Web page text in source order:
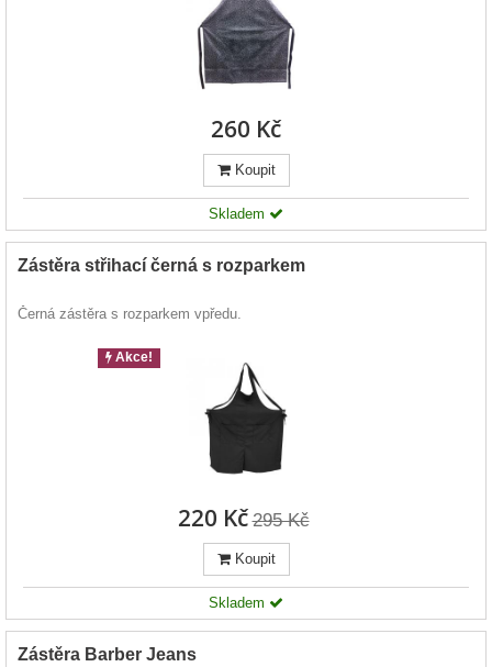
260 Kč
Koupit
Skladem
Zástěra střihací černá s rozparkem
Černá zástěra s rozparkem vpředu.
Akce!
220 Kč 295 Kč
Koupit
Skladem
Zástěra Barber Jeans